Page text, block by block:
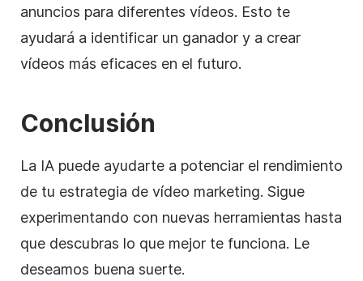
anuncios para diferentes vídeos. Esto te
ayudará a identificar un ganador y a crear
vídeos más eficaces en el futuro.
Conclusión
La IA puede ayudarte a potenciar el rendimiento
de tu estrategia de vídeo marketing. Sigue
experimentando con nuevas herramientas hasta
que descubras lo que mejor te funciona. Le
deseamos buena suerte.